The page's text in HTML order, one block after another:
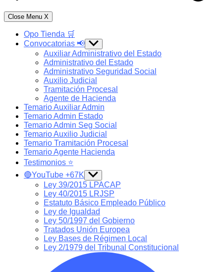
Close Menu X
Opo Tienda 🛒
Convocatorias 📢 Show
sub
menu
Auxiliar Administrativo del Estado
Administrativo del Estado
Administrativo Seguridad Social
Auxilio Judicial
Tramitación Procesal
Agente de Hacienda
Temario Auxiliar Admin
Temario Admin Estado
Temario Admin Seg Social
Temario Auxilio Judicial
Temario Tramitación Procesal
Temario Agente Hacienda
Testimonios ⭐️
🔴YouTube +67K Show
sub
menu
Ley 39/2015 LPACAP
Ley 40/2015 LRJSP
Estatuto Básico Empleado Público
Ley de Igualdad
Ley 50/1997 del Gobierno
Tratados Unión Europea
Ley Bases de Régimen Local
Ley 2/1979 del Tribunal Constitucional